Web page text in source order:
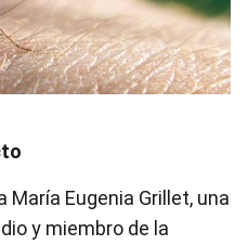
María Eugenia Grillet, una
y miembro de la